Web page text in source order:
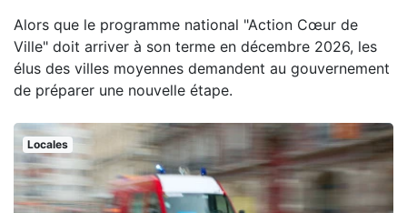
Alors que le programme national "Action Cœur de
Ville" doit arriver à son terme en décembre 2026, les
élus des villes moyennes demandent au gouvernement
de préparer une nouvelle étape.
Locales